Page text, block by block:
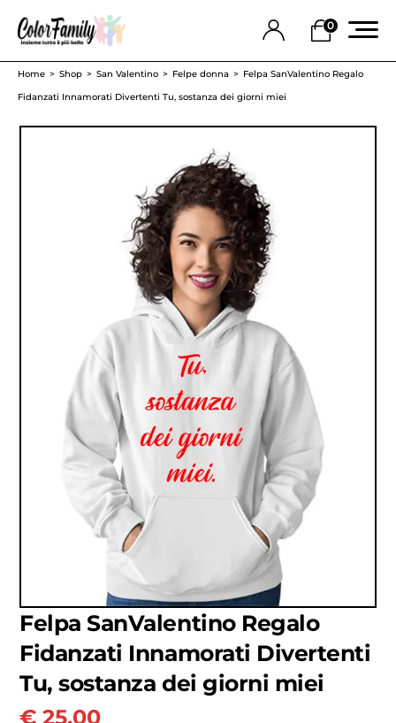
0
Home Shop San Valentino Felpe donna
Felpa SanValentino Regalo
Fidanzati Innamorati Divertenti Tu, sostanza dei giorni miei
Felpa SanValentino Regalo
Fidanzati Innamorati Divertenti
Tu, sostanza dei giorni miei
€ 25.00